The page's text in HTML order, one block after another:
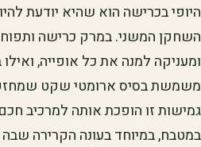
היופי בכרישה הוא שהיא יודעת
השחקן המשני. במרק כרישה
ומעניקה למנה את כל אופייה,
משמשת בסיס ארומטי שקט
גמישות זו הופכת אותה למרכיב
במטבח, במיוחד בעונה הקרירה